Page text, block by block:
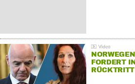
FORDERT
RÜCKTRITT